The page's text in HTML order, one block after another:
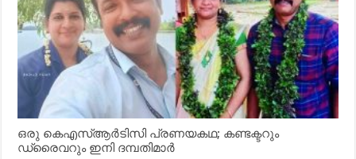
ഒരു കെഎസ്ആർടിസി പ്രണയകഥ; കണ്ടക്ടറും
ഡ്രൈവറും ഇനി ദമ്പതിമാർ